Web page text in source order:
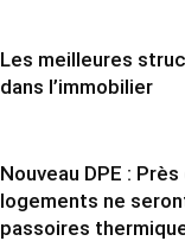
Les meilleures
dans l’immobilier
Nouveau DPE :
logements ne
passoires